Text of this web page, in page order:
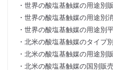
・世界の酸塩基触媒の用途別
・世界の酸塩基触媒の用途別
・世界の酸塩基触媒の用途別
・北米の酸塩基触媒のタイプ
・北米の酸塩基触媒の用途別
・北米の酸塩基触媒の国別販